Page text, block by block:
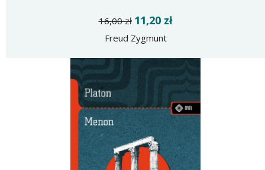
16,00 zł 11,20 zł
Freud Zygmunt